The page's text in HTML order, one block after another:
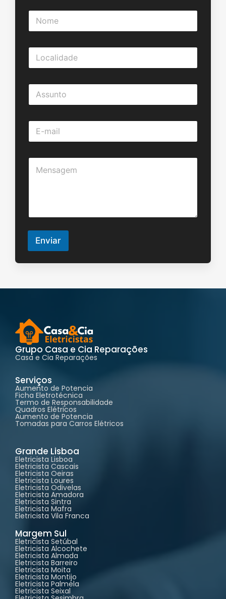
N
m
L
c
d
A
s
o
E
a
M
e
m
Enviar
Grupo Casa e Cia Reparações
Casa e Cia Reparações
Serviços
Aumento de Potencia
Ficha Eletrotécnica
Termo de Responsabilidade
Quadros Elétricos
Aumento de Potencia
Tomadas para Carros Elétricos
Grande Lisboa
Eletricista Lisboa
Eletricista Cascais
Eletricista Oeiras
Eletricista Loures
Eletricista Odivelas
Eletricista Amadora
Eletricista Sintra
Eletricista Mafra
Eletricista Vila Franca
Margem Sul
Eletricista Setúbal
Eletricista Alcochete
Eletricista Almada
Eletricista Barreiro
Eletricista Moita
Eletricista Montijo
Eletricista Palmela
Eletricista Seixal